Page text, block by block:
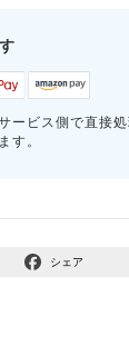
ービス側で直接
す。
シェア